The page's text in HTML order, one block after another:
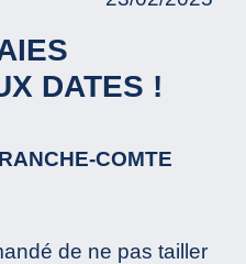
DATES !
COMTE
de ne pas tailler